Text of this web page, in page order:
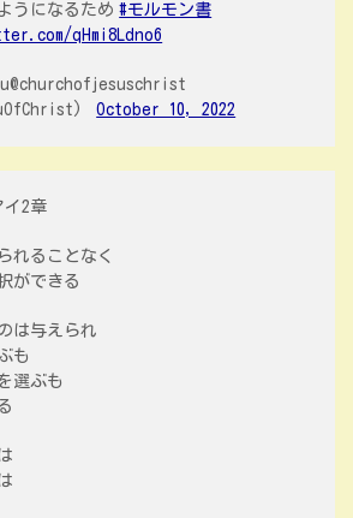
うになるため #モルモン書
qHmi8Ldno6
October 10, 2022
イ2章
れることなく
ができる
は与えられ
も
選ぶも